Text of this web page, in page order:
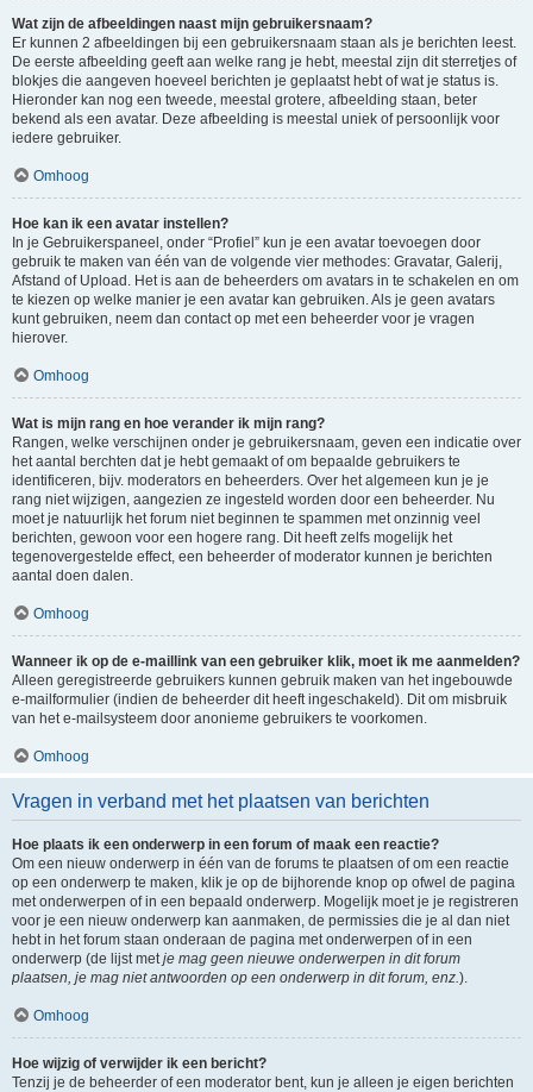
Wat zijn de afbeeldingen naast mijn gebruikersnaam?
Er kunnen 2 afbeeldingen bij een gebruikersnaam staan als je berichten leest.
De eerste afbeelding geeft aan welke rang je hebt, meestal zijn dit sterretjes of
blokjes die aangeven hoeveel berichten je geplaatst hebt of wat je status is.
Hieronder kan nog een tweede, meestal grotere, afbeelding staan, beter
bekend als een avatar. Deze afbeelding is meestal uniek of persoonlijk voor
iedere gebruiker.
Omhoog
Hoe kan ik een avatar instellen?
In je Gebruikerspaneel, onder “Profiel” kun je een avatar toevoegen door
gebruik te maken van één van de volgende vier methodes: Gravatar, Galerij,
Afstand of Upload. Het is aan de beheerders om avatars in te schakelen en om
te kiezen op welke manier je een avatar kan gebruiken. Als je geen avatars
kunt gebruiken, neem dan contact op met een beheerder voor je vragen
hierover.
Omhoog
Wat is mijn rang en hoe verander ik mijn rang?
Rangen, welke verschijnen onder je gebruikersnaam, geven een indicatie over
het aantal berchten dat je hebt gemaakt of om bepaalde gebruikers te
identificeren, bijv. moderators en beheerders. Over het algemeen kun je je
rang niet wijzigen, aangezien ze ingesteld worden door een beheerder. Nu
moet je natuurlijk het forum niet beginnen te spammen met onzinnig veel
berichten, gewoon voor een hogere rang. Dit heeft zelfs mogelijk het
tegenovergestelde effect, een beheerder of moderator kunnen je berichten
aantal doen dalen.
Omhoog
Wanneer ik op de e-maillink van een gebruiker klik, moet ik me aanmelden?
Alleen geregistreerde gebruikers kunnen gebruik maken van het ingebouwde
e-mailformulier (indien de beheerder dit heeft ingeschakeld). Dit om misbruik
van het e-mailsysteem door anonieme gebruikers te voorkomen.
Omhoog
Vragen in verband met het plaatsen van berichten
Hoe plaats ik een onderwerp in een forum of maak een reactie?
Om een nieuw onderwerp in één van de forums te plaatsen of om een reactie
op een onderwerp te maken, klik je op de bijhorende knop op ofwel de pagina
met onderwerpen of in een bepaald onderwerp. Mogelijk moet je je registreren
voor je een nieuw onderwerp kan aanmaken, de permissies die je al dan niet
hebt in het forum staan onderaan de pagina met onderwerpen of in een
onderwerp (de lijst metje mag geen nieuwe onderwerpen in dit forum
plaatsen, je mag niet antwoorden op een onderwerp in dit forum, enz.).
Omhoog
Hoe wijzig of verwijder ik een bericht?
Tenzij je de beheerder of een moderator bent, kun je alleen je eigen berichten